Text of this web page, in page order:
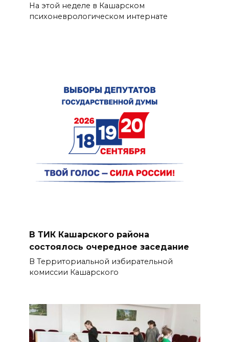
На этой неделе в Кашарском
психоневрологическом интернате
В ТИК Кашарского района
состоялось очередное заседание
В Территориальной избирательной
комиссии Кашарского